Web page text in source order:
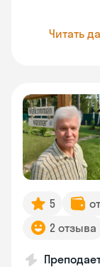
Читать
5
2 отзыва